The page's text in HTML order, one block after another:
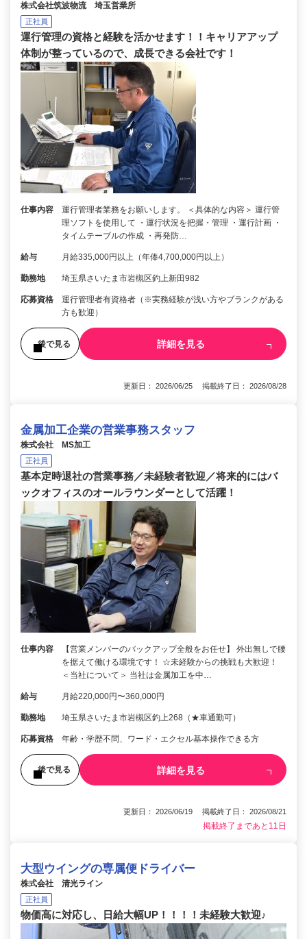
株式会社筑波物流 埼玉営業所
正社員
運行管理の資格と経験を活かせます！！キャリアアップ
体制が整っているので、成長できる会社です！
仕事内容
運行管理者業務をお願いします。 ＜具体的な内容＞ 運行管
理ソフトを使用して ・運行状況を把握・管理 ・運行計画 ・
タイムテーブルの作成 ・再発防…
給与 月給335,000円以上（年俸4,700,000円以上）
勤務地 埼玉県さいたま市岩槻区釣上新田982
応募資格
運行管理者有資格者（※実務経験が浅い方やブランクがある
方も歓迎）
後で見る 詳細を見る
更新日： 2026/06/25 掲載終了日： 2026/08/28
金属加工企業の営業事務スタッフ
株式会社 MS加工
正社員
基本定時退社の営業事務／未経験者歓迎／将来的にはバ
ックオフィスのオールラウンダーとして活躍！
仕事内容
【営業メンバーのバックアップ全般をお任せ】 外出無しで腰
を据えて働ける環境です！ ☆未経験からの挑戦も大歓迎！
＜当社について＞ 当社は金属加工を中…
給与 月給220,000円〜360,000円
勤務地 埼玉県さいたま市岩槻区釣上268（★車通勤可）
応募資格 年齢・学歴不問、ワード・エクセル基本操作できる方
後で見る 詳細を見る
更新日： 2026/06/19 掲載終了日： 2026/08/21
掲載終了まであと11日
大型ウイングの専属便ドライバー
株式会社 清光ライン
正社員
物価高に対応し、日給大幅UP！！！！未経験大歓迎♪